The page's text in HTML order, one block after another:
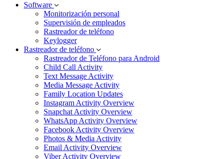
Software
Monitorización personal
Supervisión de empleados
Rastreador de teléfono
Keylogger
Rastreador de teléfono
Rastreador de Teléfono para Android
Child Call Activity
Text Message Activity
Media Message Activity
Family Location Updates
Instagram Activity Overview
Snapchat Activity Overview
WhatsApp Activity Overview
Facebook Activity Overview
Photos & Media Activity
Email Activity Overview
Viber Activity Overview